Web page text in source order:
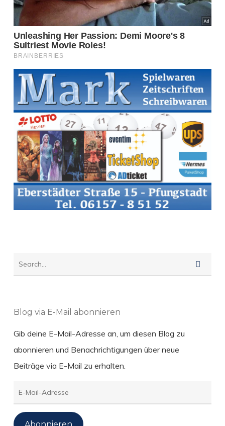
Blog via E-Mail abonnieren
Gib deine E-Mail-Adresse an, um diesen Blog zu
abonnieren und Benachrichtigungen über neue
Beiträge via E-Mail zu erhalten.
E-
Mail-
Adresse